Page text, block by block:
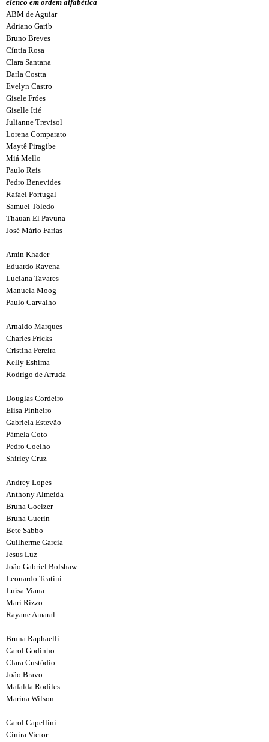
elenco em ordem alfabética
ABM de Aguiar
Adriano Garib
Bruno Breves
Cíntia Rosa
Clara Santana
Darla Costta
Evelyn Castro
Gisele Fróes
Giselle Itié
Julianne Trevisol
Lorena Comparato
Maytê Piragibe
Miá Mello
Paulo Reis
Pedro Benevides
Rafael Portugal
Samuel Toledo
Thauan El Pavuna
José Mário Farias
Amin Khader
Eduardo Ravena
Luciana Tavares
Manuela Moog
Paulo Carvalho
Arnaldo Marques
Charles Fricks
Cristina Pereira
Kelly Eshima
Rodrigo de Arruda
Douglas Cordeiro
Elisa Pinheiro
Gabriela Estevão
Pâmela Coto
Pedro Coelho
Shirley Cruz
Andrey Lopes
Anthony Almeida
Bruna Goelzer
Bruna Guerin
Bete Sabbo
Guilherme Garcia
Jesus Luz
João Gabriel Bolshaw
Leonardo Teatini
Luísa Viana
Mari Rizzo
Rayane Amaral
Bruna Raphaelli
Carol Godinho
Clara Custódio
João Bravo
Mafalda Rodiles
Marina Wilson
Carol Capellini
Cinira Victor